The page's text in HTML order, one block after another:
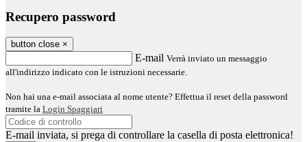
Recupero password
button close ×
E-mail Verrà inviato un messaggio
all'indirizzo indicato con le istruzioni necessarie.
Non hai una e-mail associata al nome utente? Effettua il reset della password
tramite la Login Spaggiari
E-mail inviata, si prega di controllare la casella di posta elettronica!